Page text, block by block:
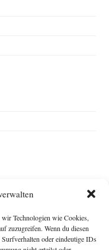
Technologien wie Cookies,
zuzugreifen. Wenn du diesen
oder eindeutige IDs